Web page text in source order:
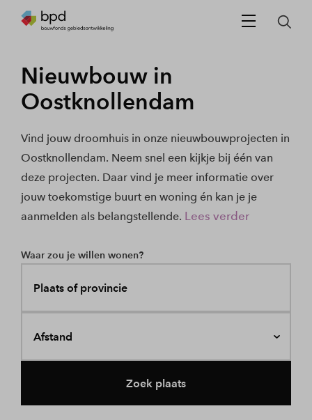
Nieuwbouw in
Oostknollendam
Vind jouw droomhuis in onze nieuwbouwprojecten in
Oostknollendam. Neem snel een kijkje bij één van
deze projecten. Daar vind je meer informatie over
jouw toekomstige buurt en woning én kan je je
aanmelden als belangstellende. Lees verder
Waar zou je willen wonen?
Plaats of provincie
Afstand
Zoek plaats